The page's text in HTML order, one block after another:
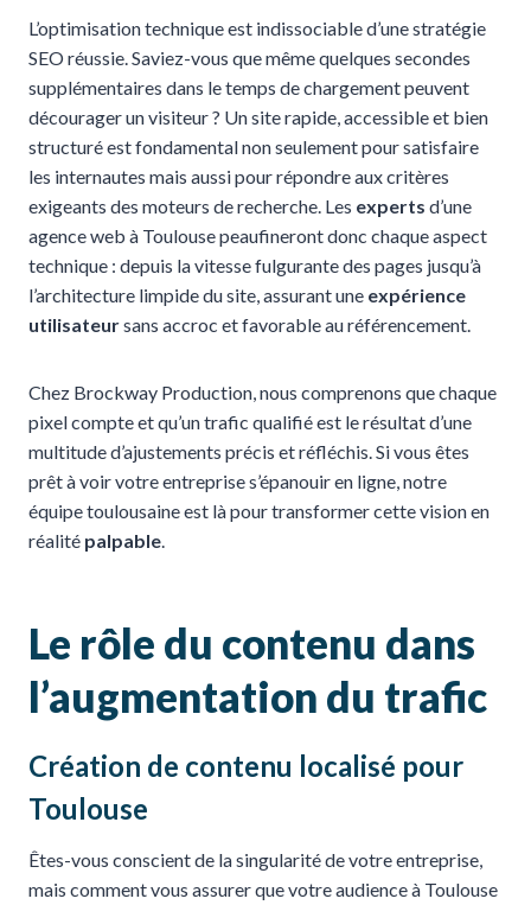
L’optimisation technique est indissociable d’une stratégie
SEO réussie. Saviez-vous que même quelques secondes
supplémentaires dans le temps de chargement peuvent
décourager un visiteur ? Un site rapide, accessible et bien
structuré est fondamental non seulement pour satisfaire
les internautes mais aussi pour répondre aux critères
exigeants des moteurs de recherche. Les experts d’une
agence web à Toulouse peaufineront donc chaque aspect
technique : depuis la vitesse fulgurante des pages jusqu’à
l’architecture limpide du site, assurant une expérience
utilisateursans accroc et favorable au référencement.
Chez Brockway Production, nous comprenons que chaque
pixel compte et qu’un trafic qualifié est le résultat d’une
multitude d’ajustements précis et réfléchis. Si vous êtes
prêt à voir votre entreprise s’épanouir en ligne, notre
équipe toulousaine est là pour transformer cette vision en
réalité palpable
Le rôle du contenu dans
l’augmentation du trafic
Création de contenu localisé pour
Toulouse
Êtes-vous conscient de la singularité de votre entreprise,
mais comment vous assurer que votre audience à Toulouse